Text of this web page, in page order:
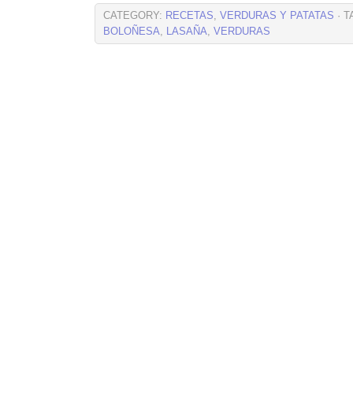
CATEGORY: RECETAS, VERDURAS Y PATATAS ·
BOLOÑESA, LASAÑA, VERDURAS